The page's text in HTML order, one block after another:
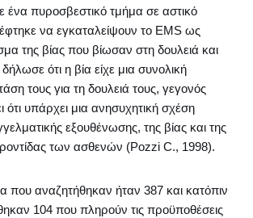
ένα πυροσβεστικό τμήμα σε αστικό
να εγκαταλείψουν το EMS ως
της βίας που βίωσαν στη δουλειά και
ότι η βία είχε μια συνολική
τους για τη δουλειά τους, γεγονός
υπάρχει μια ανησυχητική σχέση
εξουθένωσης, της βίας και της
των ασθενών (Pozzi C., 1998).
που αναζητήθηκαν ήταν 387 και κατόπιν
104 που πληρούν τις προϋποθέσεις